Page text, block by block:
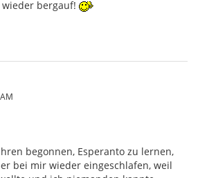
bergauf!
begonnen, Esperanto zu lernen,
bei mir wieder eingeschlafen, weil